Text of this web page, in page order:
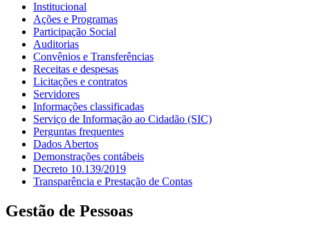
Institucional
Ações e Programas
Participação Social
Auditorias
Convênios e Transferências
Receitas e despesas
Licitações e contratos
Servidores
Informações classificadas
Serviço de Informação ao Cidadão (SIC)
Perguntas frequentes
Dados Abertos
Demonstrações contábeis
Decreto 10.139/2019
Transparência e Prestação de Contas
Gestão de Pessoas